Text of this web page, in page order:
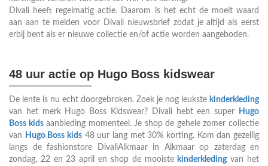
Divali heeft regelmatig actie. Daarom is het echt de moeit waard
aan aan te melden voor Divali nieuwsbrief zodat je altijd als eerst
erbij bent als er nieuwe collectie en/of actie worden aangeboden.
48 uur actie op Hugo Boss kidswear
De lente is nu echt doorgebroken. Zoek je nog leukste kinderkleding
van het merk Hugo Boss Kidswear? Divali hebt een super
Hugo
Boss kidsaanbieding momenteel. Je shop de gehele zomer collectie
van
Hugo Boss kids 48 uur lang met 30% korting. Kom dan gezellig
langs de fashionstore DivaliAlkmaar in Alkmaar op zaterdag en
zondag, 22 en 23 april en shop de mooiste kinderkledingvan het